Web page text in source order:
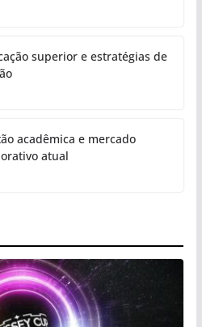
superior e estratégias de
acadêmica e mercado
atual